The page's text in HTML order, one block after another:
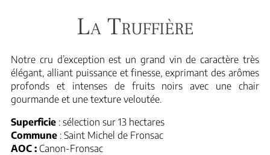
La Truffière
Notre cru d’exception est un grand vin de caractère très
élégant, alliant puissance et finesse, exprimant des arômes
profonds et intenses de fruits noirs avec une chair
gourmande et une texture veloutée.
Superficie : sélection sur 13 hectares
Commune: Saint Michel de Fronsac
AOC :Canon-Fronsac